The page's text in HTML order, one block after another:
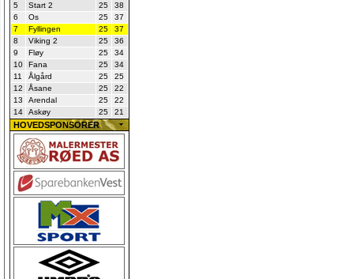
5
Start 2 25
38
6
Os 25
37
7
Fyllingen 25
37
8
Viking 2 25
36
9
Fløy 25
34
10
Fana 25
34
11
Ålgård 25
25
12
Åsane 25
22
13
Arendal 25
22
14
Askøy 25 21
HOVEDSPONSORER